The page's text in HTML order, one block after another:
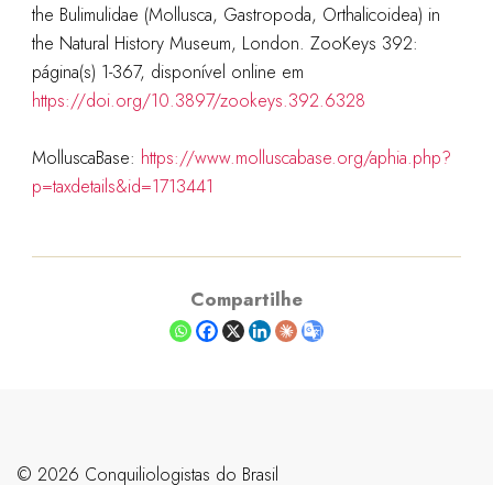
the Bulimulidae (Mollusca, Gastropoda, Orthalicoidea) in
the Natural History Museum, London. ZooKeys 392:
página(s) 1-367, disponível online em
https://doi.org/10.3897/zookeys.392.6328
MolluscaBase: https://www.molluscabase.org/aphia.php?
p=taxdetails&id=1713441
Compartilhe
©️ 2026 Conquiliologistas do Brasil